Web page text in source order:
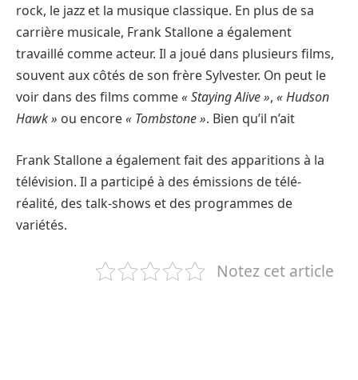
rock, le jazz et la musique classique. En plus de sa
carrière musicale, Frank Stallone a également
travaillé comme acteur. Il a joué dans plusieurs films,
souvent aux côtés de son frère Sylvester. On peut le
voir dans des films comme« Staying Alive », « Hudson
Hawk » ou encore« Tombstone ». Bien qu’il n’ait
Frank Stallone a également fait des apparitions à la
télévision. Il a participé à des émissions de télé-
réalité, des talk-shows et des programmes de
variétés.
Notez cet article